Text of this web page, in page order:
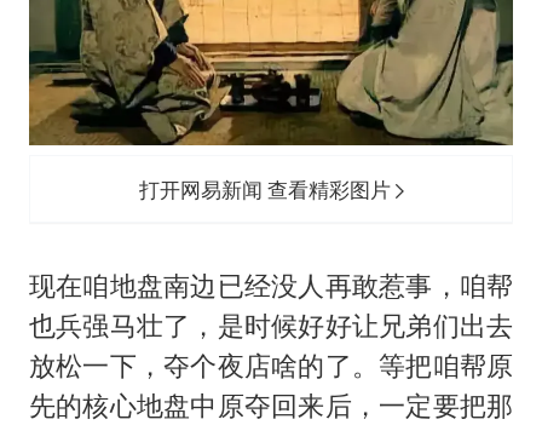
打开网易新闻 查看精彩图片
现在咱地盘南边已经没人再敢惹事，咱帮
也兵强马壮了，是时候好好让兄弟们出去
放松一下，夺个夜店啥的了。等把咱帮原
先的核心地盘中原夺回来后，一定要把那